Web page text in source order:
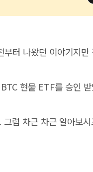
터 나왔던 이야기지만
현물 ETF를 승인 받
럼 차근 차근 알아보